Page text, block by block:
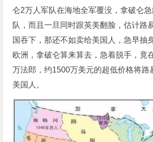
仑2万人军队在海地全军覆没，拿破仑
队，而且一旦同时跟英美翻脸，估计路
国吞下，那还不如卖给美国人，急早抽
欧洲，拿破仑算来算去，急着脱手，竟
万法郎，约1500万美元的超低价格将路
美国人。